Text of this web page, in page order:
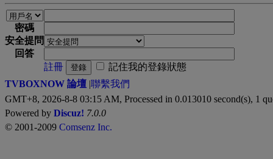
密碼
安全提問
回答
註冊
登錄
記住我的登錄狀態
TVBOXNOW 論壇 |聯繫我們
GMT+8, 2026-8-8 03:15 AM, Processed in 0.013010 second(s), 1
Powered by Discuz! 7.0.0
© 2001-2009 Comsenz Inc.